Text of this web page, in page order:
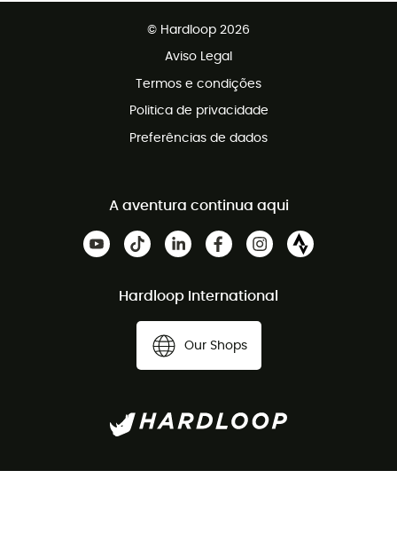
© Hardloop 2026
Aviso Legal
Termos e condições
Politica de privacidade
Preferências de dados
A aventura continua aqui
Hardloop International
Our Shops